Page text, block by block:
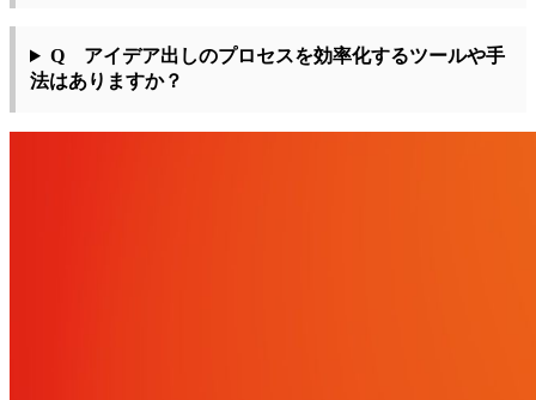
Q アイデア出しのプロセスを効率化するツールや手
法はありますか？